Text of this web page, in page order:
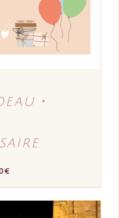
OPTIONS
PEUVENT
ÊTRE
CHOISIES
SUR
LA
・
€